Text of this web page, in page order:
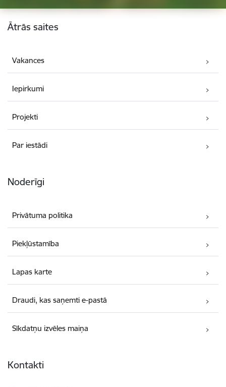
Kājene
Ātrās saites
Vakances
Iepirkumi
Projekti
Par iestādi
Noderīgi
Privātuma politika
Piekļūstamība
Lapas karte
Draudi, kas saņemti e-pastā
Sīkdatņu izvēles maiņa
Kontakti